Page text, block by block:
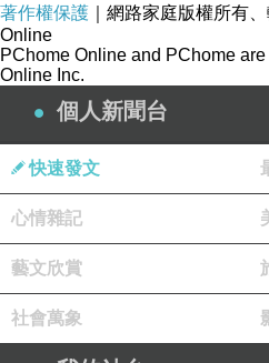
著作權保護 ｜網路家庭版權所有
Online
PChome Online and PChome
Online Inc.
個人新聞台
快速發文
心情雜記
藝文欣賞
社會萬象